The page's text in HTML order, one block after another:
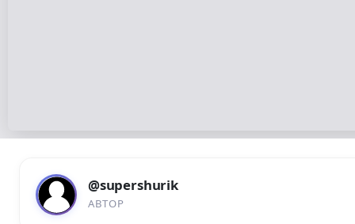
@supershurik
АВТОР